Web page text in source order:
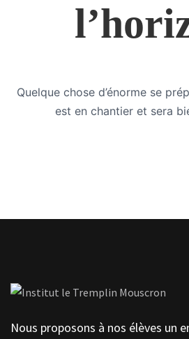
Quelque chose d’énorme se
est en chantier et sera
Nous proposons à nos élèves un